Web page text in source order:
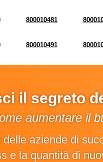
800010481
800010491
il segreto
aumentare il
delle aziende di
e la quantità di